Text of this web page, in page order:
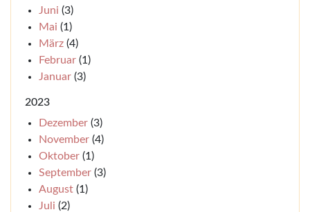
Juni (3)
Mai (1)
März (4)
Februar (1)
Januar (3)
2023
Dezember (3)
November (4)
Oktober (1)
September (3)
August (1)
Juli (2)